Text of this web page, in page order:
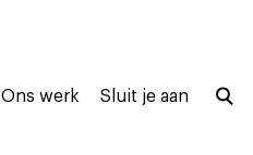
Ons werk Sluit je aan